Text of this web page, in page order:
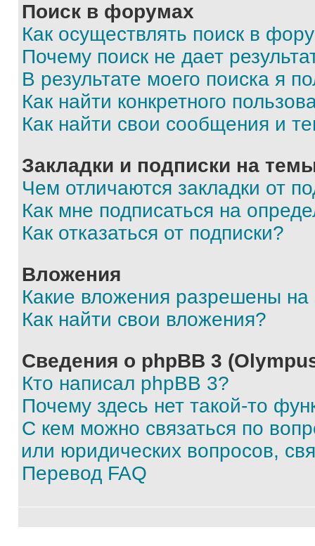
Поиск в форумах
Как осуществлять поиск в
Почему поиск не дает
В результате моего поиска я
Как найти конкретного
Как найти свои сообщения и
Закладки и подписки на
Чем отличаются закладки от
Как мне подписаться на
Как отказаться от подписки?
Вложения
Какие вложения разрешены
Как найти свои вложения?
Сведения о phpBB 3
Кто написал phpBB 3?
Почему здесь нет такой-то
С кем можно связаться по
или юридических вопросов,
Перевод FAQ